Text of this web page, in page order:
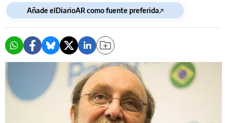
Añade elDiarioAR como fuente preferida